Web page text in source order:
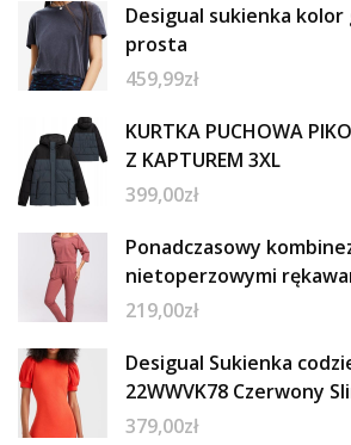
Desigual sukienka
prosta
459,99zł
KURTKA PUCHOWA
Z KAPTUREM 3XL
399,00zł
Ponadczasowy
nietoperzowymi
219,00zł
Desigual Sukienka
22WWVK78 Czerwony
379,00zł